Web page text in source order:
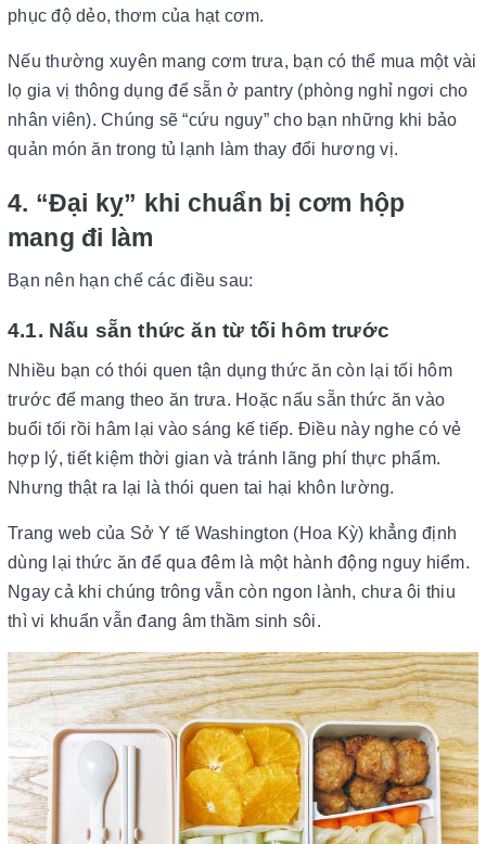
phục độ dẻo, thơm của hạt cơm.
Nếu thường xuyên mang cơm trưa, bạn có thể mua một vài
lọ gia vị thông dụng để sẵn ở pantry (phòng nghỉ ngơi cho
nhân viên). Chúng sẽ “cứu nguy” cho bạn những khi bảo
quản món ăn trong tủ lạnh làm thay đổi hương vị.
4. “Đại kỵ” khi chuẩn bị cơm hộp
mang đi làm
Bạn nên hạn chế các điều sau:
4.1. Nấu sẵn thức ăn từ tối hôm trước
Nhiều bạn có thói quen tận dụng thức ăn còn lại tối hôm
trước để mang theo ăn trưa. Hoặc nấu sẵn thức ăn vào
buổi tối rồi hâm lại vào sáng kế tiếp. Điều này nghe có vẻ
hợp lý, tiết kiệm thời gian và tránh lãng phí thực phẩm.
Nhưng thật ra lại là thói quen tai hại khôn lường.
Trang web của Sở Y tế Washington (Hoa Kỳ) khẳng định
dùng lại thức ăn để qua đêm là một hành động nguy hiểm.
Ngay cả khi chúng trông vẫn còn ngon lành, chưa ôi thiu
thì vi khuẩn vẫn đang âm thầm sinh sôi.